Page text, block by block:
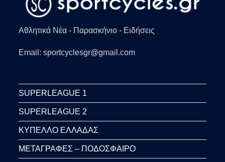
Αθλητικά Νέα - Παρασκήνιο - Ειδήσεις
Email: sportcyclesgr@gmail.com
SUPERLEAGUE 1
SUPERLEAGUE 2
ΚΥΠΕΛΛΟ ΕΛΛΑΔΑΣ
ΜΕΤΑΓΡΑΦΕΣ – ΠΟΔΟΣΦΑΙΡΟ